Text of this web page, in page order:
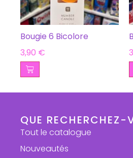
Bougie 6 Bicolore
3,90 €
QUE RECHERCHEZ-
Tout le catalogue
Nouveautés